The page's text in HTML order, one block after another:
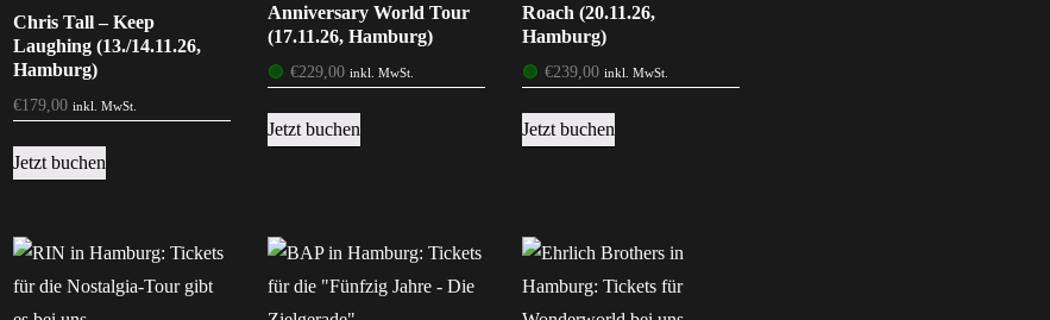
Chris Tall – Keep
Laughing (13./14.11.26,
Hamburg)
€179,00 inkl. MwSt.
Jetzt buchen
Anniversary World Tour
(17.11.26, Hamburg)
🟢 €229,00 inkl. MwSt.
Jetzt buchen
Roach (20.11.26,
Hamburg)
🟢 €239,00 inkl. MwSt.
Jetzt buchen